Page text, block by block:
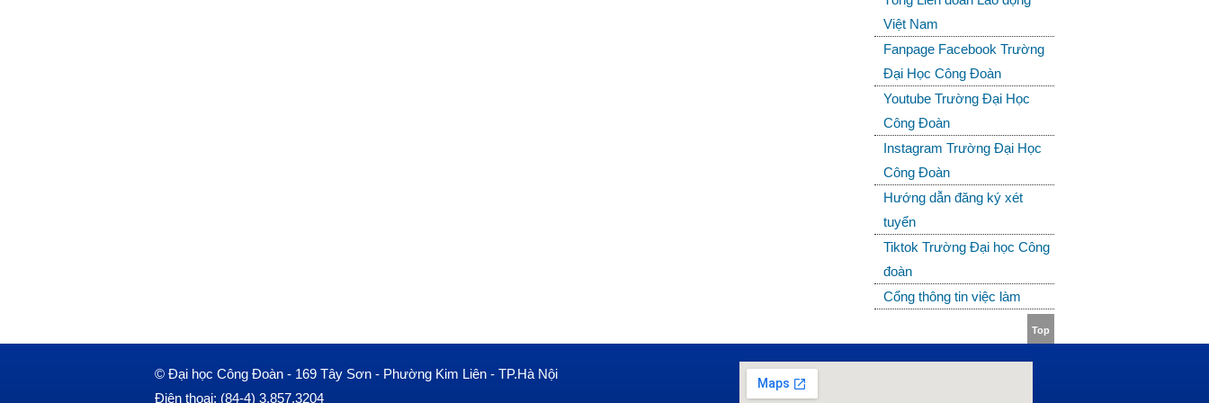
Việt Nam
Fanpage Facebook Trường
Đại Học Công Đoàn
Youtube Trường Đại Học
Công Đoàn
Instagram Trường Đại Học
Công Đoàn
Hướng dẫn đăng ký xét
tuyển
Tiktok Trường Đại học Công
đoàn
Cổng thông tin việc làm
Top
© Đại học Công Đoàn - 169 Tây Sơn - Phường Kim Liên - TP.Hà Nội
Điện thoại: (84-4) 3.857.3204